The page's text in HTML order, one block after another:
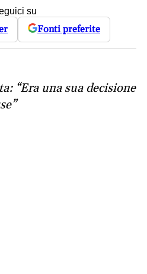
su
Fonti preferite
“Era una sua decisione